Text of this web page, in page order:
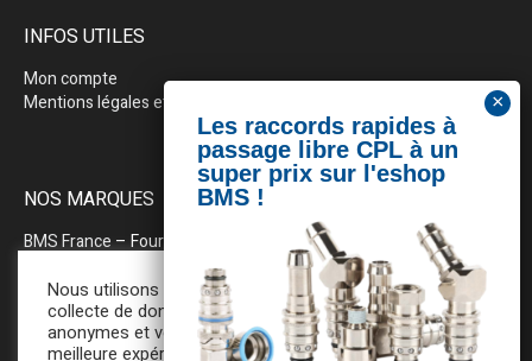
INFOS UTILES
Mon compte
Mentions légales et politique de confidentialité
NOS MARQUES
BMS France – Fournitures industrielles pour la plasturgie
BEWEPLAST– Machines & pérhiphériques
PRODOPTIM– Table d’entretien pour moules d’injection
Nous utilisons des cookies pour la
collecte de données statistiques
anonymes et vous assurer une
meilleure expérience de navigation. En